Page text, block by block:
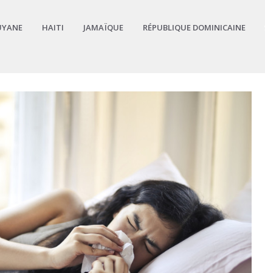
HAITI JAMAÏQUE RÉPUBLIQUE DOMINICAINE